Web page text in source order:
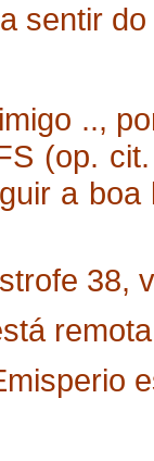
sentir
..,
(op.
a
38,